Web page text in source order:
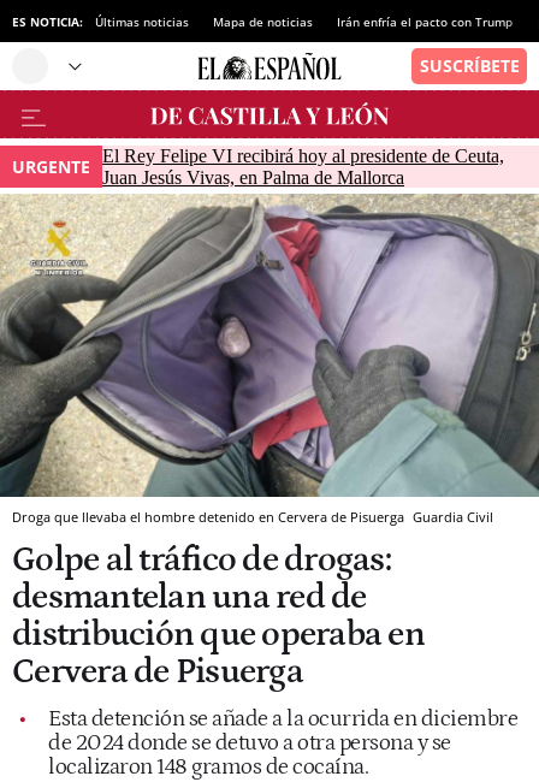
ES NOTICIA: Últimas noticias Mapa de noticias Irán enfría el pacto con Trump
URGENTE
El Rey Felipe VI recibirá hoy al presidente de Ceuta,
Juan Jesús Vivas, en Palma de Mallorca
Droga que llevaba el hombre detenido en Cervera de Pisuerga Guardia Civil
Golpe al tráfico de drogas:
desmantelan una red de
distribución que operaba en
Cervera de Pisuerga
Esta detención se añade a la ocurrida en diciembre
de 2024 donde se detuvo a otra persona y se
localizaron 148 gramos de cocaína.